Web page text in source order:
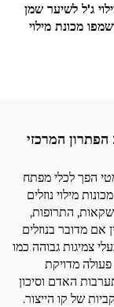
ג'ל לשיער שמן
מכונת מילוי
הפתרון המרכזי
הפך לכלי מפתח
מילוי נוזלים
התרופות,
אם מדובר בנוזלים
צמיגות גבוהה כמו
פעולה מדויקת
האדם וסיכון
של קו הייצור.